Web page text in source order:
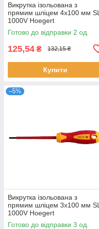
Викрутка ізольована з
прямим шліцем 4x100 мм SL
1000V Hoegert
Готово до відправки 2 од.
125,54 ₴ 132,15 ₴
Купити
–5%
Викрутка ізольована з
прямим шліцем 3x100 мм SL
1000V Hoegert
Готово до відправки 3 од.